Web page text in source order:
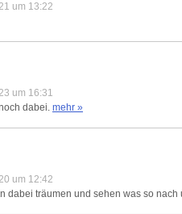
um 13:22
um 16:31
dabei. mehr »
um 12:42
dabei träumen und sehen was so